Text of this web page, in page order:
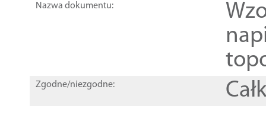
Nazwa dokumentu:
Zgodne/niezgodne: